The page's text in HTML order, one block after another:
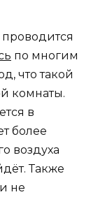
по многим
что такой
комнаты.
в
более
воздуха
Также
не